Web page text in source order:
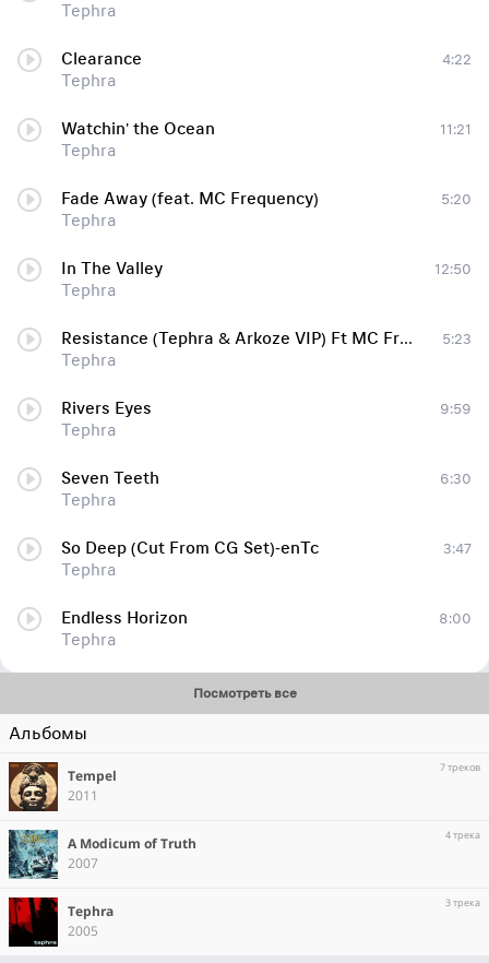
Tephra
Clearance
Tephra
4:22
Watchin' the Ocean
Tephra
11:21
Fade Away (feat. MC Frequency)
Tephra
5:20
In The Valley
Tephra
12:50
Resistance (Tephra & Arkoze VIP) Ft MC Frequency
Tephra
5:23
Rivers Eyes
Tephra
9:59
Seven Teeth
Tephra
6:30
So Deep (Cut From CG Set)-enTc
Tephra
3:47
Endless Horizon
Tephra
8:00
Посмотреть все
Альбомы
Tempel
2011
7 треков
A Modicum of Truth
2007
4 трека
Tephra
2005
3 трека